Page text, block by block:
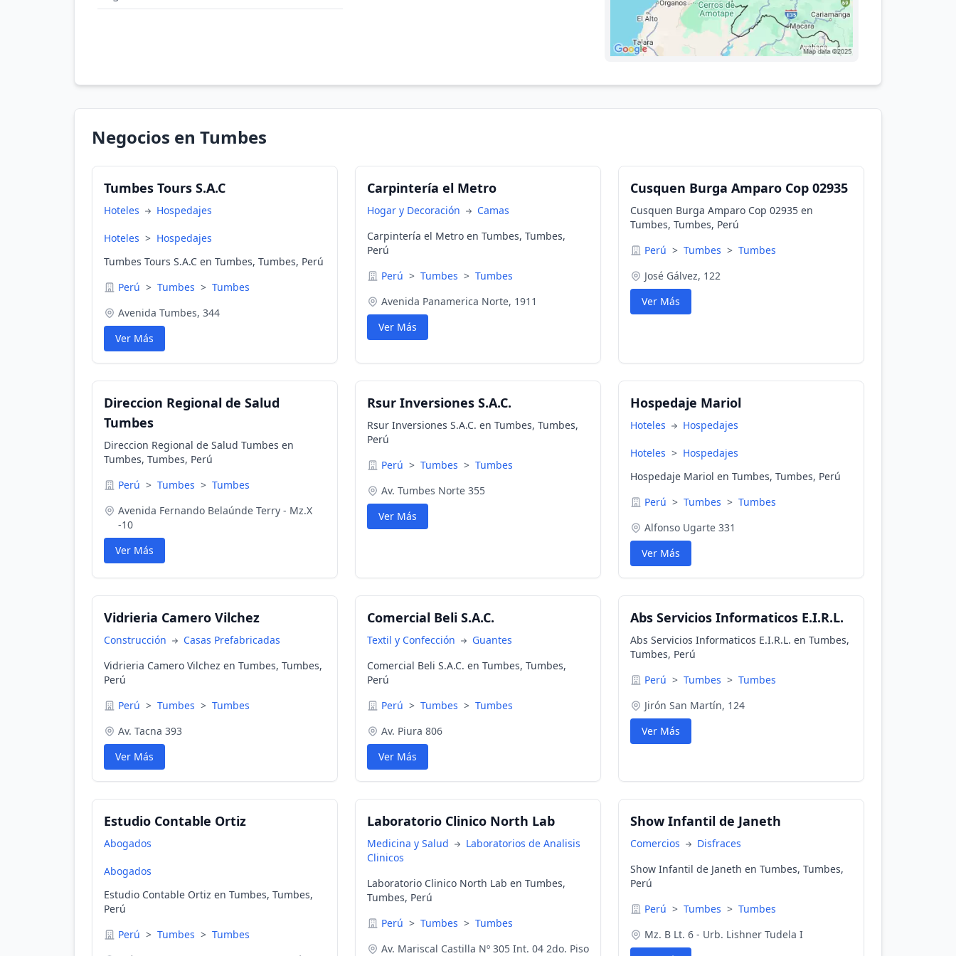
Negocios en Tumbes
Tumbes Tours S.A.C
Hoteles Hospedajes
Hoteles > Hospedajes
Tumbes Tours S.A.C en Tumbes, Tumbes, Perú
Perú > Tumbes > Tumbes
Avenida Tumbes, 344
Ver Más
Carpintería el Metro
Hogar y Decoración
Camas
Carpintería el Metro en Tumbes, Tumbes,
Perú
Perú > Tumbes > Tumbes
Avenida Panamerica Norte, 1911
Ver Más
Cusquen Burga Amparo Cop 02935
Cusquen Burga Amparo Cop 02935 en
Tumbes, Tumbes, Perú
Perú > Tumbes > Tumbes
José Gálvez, 122
Ver Más
Direccion Regional de Salud
Tumbes
Direccion Regional de Salud Tumbes en
Tumbes, Tumbes, Perú
Perú > Tumbes > Tumbes
Avenida Fernando Belaúnde Terry - Mz.X
-10
Ver Más
Rsur Inversiones S.A.C.
Rsur Inversiones S.A.C. en Tumbes, Tumbes,
Perú
Perú > Tumbes > Tumbes
Av. Tumbes Norte 355
Ver Más
Hospedaje Mariol
Hoteles Hospedajes
Hoteles > Hospedajes
Hospedaje Mariol en Tumbes, Tumbes, Perú
Perú > Tumbes > Tumbes
Alfonso Ugarte 331
Ver Más
Vidrieria Camero Vilchez
Construcción
Casas Prefabricadas
Vidrieria Camero Vilchez en Tumbes, Tumbes,
Perú
Perú > Tumbes > Tumbes
Av. Tacna 393
Ver Más
Comercial Beli S.A.C.
Textil y Confección
Guantes
Comercial Beli S.A.C. en Tumbes, Tumbes,
Perú
Perú > Tumbes > Tumbes
Av. Piura 806
Ver Más
Abs Servicios Informaticos E.I.R.L.
Abs Servicios Informaticos E.I.R.L. en Tumbes,
Tumbes, Perú
Perú > Tumbes > Tumbes
Jirón San Martín, 124
Ver Más
Estudio Contable Ortiz
Abogados
Abogados
Estudio Contable Ortiz en Tumbes, Tumbes,
Perú
Perú > Tumbes > Tumbes
Laboratorio Clinico North Lab
Medicina y Salud
Laboratorios de Analisis
Clinicos
Laboratorio Clinico North Lab en Tumbes,
Tumbes, Perú
Perú > Tumbes > Tumbes
Av. Mariscal Castilla Nº 305 Int. 04 2do. Piso
Show Infantil de Janeth
Comercios
Disfraces
Show Infantil de Janeth en Tumbes, Tumbes,
Perú
Perú > Tumbes > Tumbes
Mz. B Lt. 6 - Urb. Lishner Tudela I